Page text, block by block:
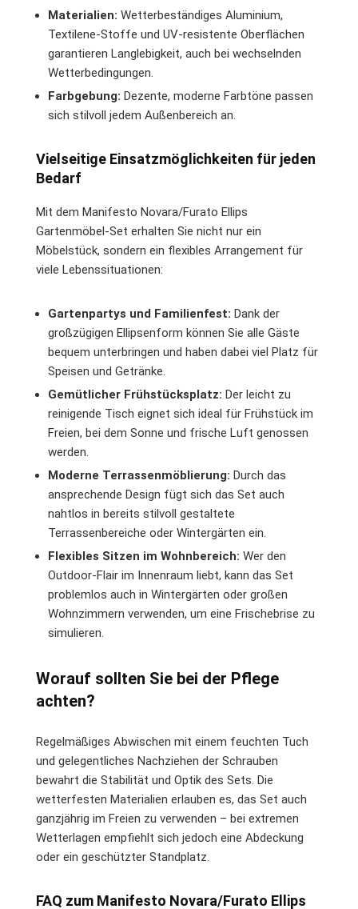
Materialien: Wetterbeständiges Aluminium,
Textilene-Stoffe und UV-resistente Oberflächen
garantieren Langlebigkeit, auch bei wechselnden
Wetterbedingungen.
Farbgebung: Dezente, moderne Farbtöne passen
sich stilvoll jedem Außenbereich an.
Vielseitige Einsatzmöglichkeiten für jeden
Bedarf
Mit dem Manifesto Novara/Furato Ellips
Gartenmöbel-Set erhalten Sie nicht nur ein
Möbelstück, sondern ein flexibles Arrangement für
viele Lebenssituationen:
Gartenpartys und Familienfest: Dank der
großzügigen Ellipsenform können Sie alle Gäste
bequem unterbringen und haben dabei viel Platz für
Speisen und Getränke.
Gemütlicher Frühstücksplatz: Der leicht zu
reinigende Tisch eignet sich ideal für Frühstück im
Freien, bei dem Sonne und frische Luft genossen
werden.
Moderne Terrassenmöblierung: Durch das
ansprechende Design fügt sich das Set auch
nahtlos in bereits stilvoll gestaltete
Terrassenbereiche oder Wintergärten ein.
Flexibles Sitzen im Wohnbereich: Wer den
Outdoor-Flair im Innenraum liebt, kann das Set
problemlos auch in Wintergärten oder großen
Wohnzimmern verwenden, um eine Frischebrise zu
simulieren.
Worauf sollten Sie bei der Pflege
achten?
Regelmäßiges Abwischen mit einem feuchten Tuch
und gelegentliches Nachziehen der Schrauben
bewahrt die Stabilität und Optik des Sets. Die
wetterfesten Materialien erlauben es, das Set auch
ganzjährig im Freien zu verwenden – bei extremen
Wetterlagen empfiehlt sich jedoch eine Abdeckung
oder ein geschützter Standplatz.
FAQ zum Manifesto Novara/Furato Ellips